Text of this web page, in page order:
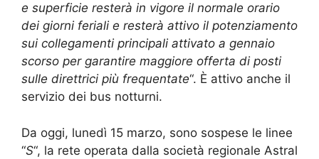
e superficie resterà in vigore il normale orario
dei giorni feriali e resterà attivo il potenziamento
sui collegamenti principali attivato a gennaio
scorso per garantire maggiore offerta di posti
sulle direttrici più frequentate“. È attivo anche il
servizio dei bus notturni.
Da oggi, lunedì 15 marzo, sono sospese le linee
“S“, la rete operata dalla società regionale Astral